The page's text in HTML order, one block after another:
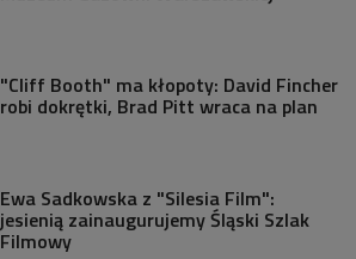
"Cliff Booth" ma kłopoty: David Fincher
robi dokrętki, Brad Pitt wraca na plan
Ewa Sadkowska z "Silesia Film":
jesienią zainaugurujemy Śląski Szlak
Filmowy